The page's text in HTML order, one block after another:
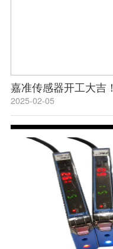
嘉准传感器开工大吉！
2025-02-05